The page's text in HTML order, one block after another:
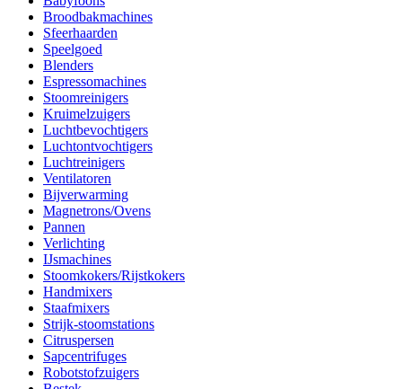
Broodbakmachines
Sfeerhaarden
Speelgoed
Blenders
Espressomachines
Stoomreinigers
Kruimelzuigers
Luchtbevochtigers
Luchtontvochtigers
Luchtreinigers
Ventilatoren
Bijverwarming
Magnetrons/Ovens
Pannen
Verlichting
IJsmachines
Stoomkokers/Rijstkokers
Handmixers
Staafmixers
Strijk-stoomstations
Citruspersen
Sapcentrifuges
Robotstofzuigers